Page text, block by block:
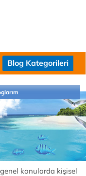
Blog Kategorileri
konularda kişisel